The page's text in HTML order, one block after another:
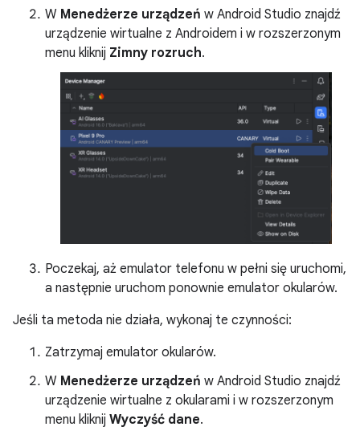
W Menedżerze urządzeń w Android Studio znajdź
urządzenie wirtualne z Androidem i w rozszerzonym
menu kliknij Zimny rozruch.
Poczekaj, aż emulator telefonu w pełni się uruchomi,
a następnie uruchom ponownie emulator okularów.
Jeśli ta metoda nie działa, wykonaj te czynności:
Zatrzymaj emulator okularów.
W Menedżerze urządzeń w Android Studio znajdź
urządzenie wirtualne z okularami i w rozszerzonym
menu kliknij Wyczyść dane.